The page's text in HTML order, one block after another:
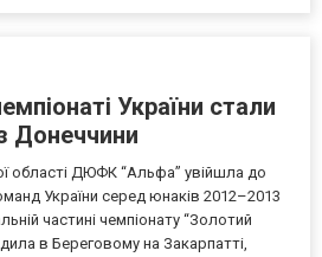
України стали
Донеччини
області ДЮФК “Альфа” увійшла до
України серед юнаків 2012–2013
частині чемпіонату “Золотий
в Береговому на Закарпатті,